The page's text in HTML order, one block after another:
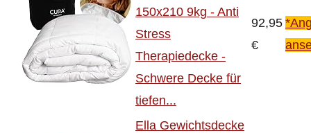
150x210 9kg - Anti
Stress
Therapiedecke -
Schwere Decke für
tiefen...
92,95
€
Ella Gewichtsdecke